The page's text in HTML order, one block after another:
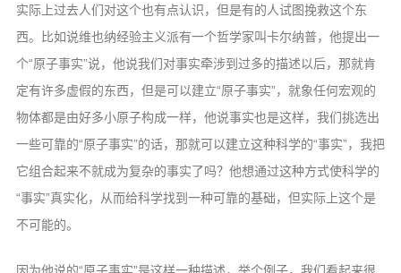
实际上过去人们对这个也有点认识，但是有的人试图挽救这个东
西。比如说维也纳经验主义派有一个哲学家叫卡尔纳普，他提出一
个“原子事实”说，他说我们对事实牵涉到过多的描述以后，那就肯
定有许多虚假的东西，但是可以建立“原子事实”，就象任何宏观的
物体都是由好多小原子构成一样，他说事实也是这样，我们挑选出
一些可靠的“原子事实”的话，那就可以建立这种科学的“事实”，我把
它组合起来不就成为复杂的事实了吗？他想通过这种方式使科学的
“事实”真实化，从而给科学找到一种可靠的基础，但实际上这个是
不可能的。